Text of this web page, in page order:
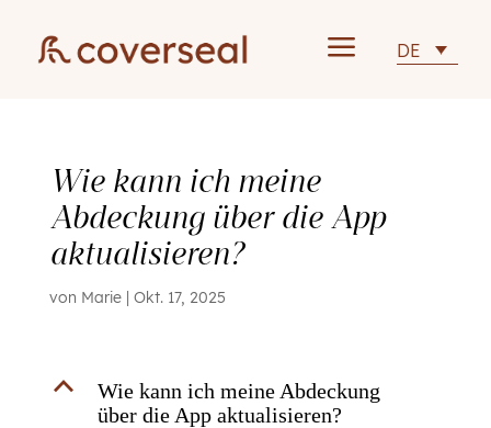
a DE
Wie kann ich meine
Abdeckung über die App
aktualisieren?
von Marie| Okt. 17, 2025
B
Wie kann ich meine Abdeckung
über die App aktualisieren?